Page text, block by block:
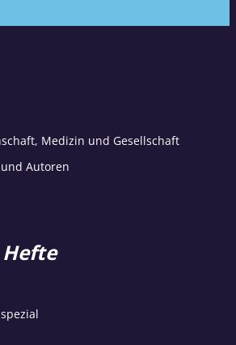
Medizin und Gesellschaft
Autoren